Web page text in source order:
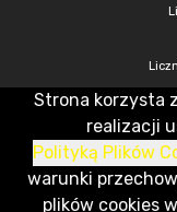
CMS & Hosting: Nefeni Sp. z o.o.
Strona korzysta
realizacji
Polityką Plików
warunki
plików cookies